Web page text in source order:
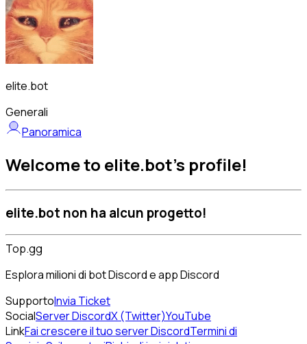
elite.bot
Generali
Panoramica
Welcome to elite.bot's profile!
elite.bot non ha alcun progetto!
Top.gg
Esplora milioni di bot Discord e app Discord
SupportoInvia Ticket
SocialServer DiscordX (Twitter)YouTube
LinkFai crescere il tuo server DiscordTermini di